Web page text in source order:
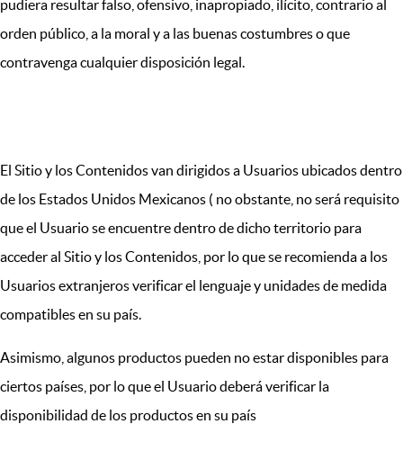
pudiera resultar falso, ofensivo, inapropiado, ilícito, contrario al
orden público, a la moral y a las buenas costumbres o que
contravenga cualquier disposición legal.
El Sitio y los Contenidos van dirigidos a Usuarios ubicados dentro
de los Estados Unidos Mexicanos ( no obstante, no será requisito
que el Usuario se encuentre dentro de dicho territorio para
acceder al Sitio y los Contenidos, por lo que se recomienda a los
Usuarios extranjeros verificar el lenguaje y unidades de medida
compatibles en su país.
Asimismo, algunos productos pueden no estar disponibles para
ciertos países, por lo que el Usuario deberá verificar la
disponibilidad de los productos en su país